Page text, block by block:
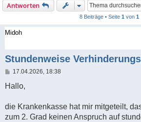
Antworten
8 Beiträge • Seite 1 von 1
Midoh
Stundenweise
B
i
a
17.04.2026, 18:38
Hallo,
die Krankenkasse hat mir mitgeteilt,
zum 2. Grad keinen Anspruch auf